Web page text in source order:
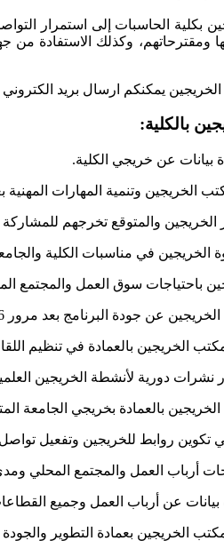
ومقترحاتهم، وكذلك الاستفادة
يمكنكم ارسال بريد
بالكلية:
بيانات عن خريجي الكلية.
الخريجين وتنمية المهارات
الخريجين والمتوقع تخرجهم
الخريجين في مناسبات الكلية
باحتياجات سوق العمل والمجتمع
بعد مرور 6 أشهر من تخرجهم، باستخدام الاستبانات المقدمة من عمادة التطوير والجودة.
الخريجين بالعمادة في تنظيم
نشرات دورية لأنشطة الخريجين
بالعمادة بخريجي الجامعة
تكوين روابط للخريجين وتفعيل
أرباب العمل والمجتمع المحلي
بيانات عن أرباب العمل وجميع
الخريجين بعمادة التطوير